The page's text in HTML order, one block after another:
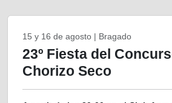
15 y 16 de agosto | Bragado
23º Fiesta del
Chorizo Seco